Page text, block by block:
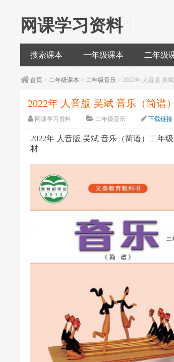
网课学习资料
搜索课本 一年级课本 二年级
首页 >二年级课本 >二年级音乐 > 2022年 人音版 吴
2022年 人音版 吴斌 音乐（简谱
网课学习资料 二年级音乐 下载链接
2022年 人音版 吴斌 音乐（简谱）二年
材